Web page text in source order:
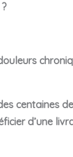
centaines
d’une